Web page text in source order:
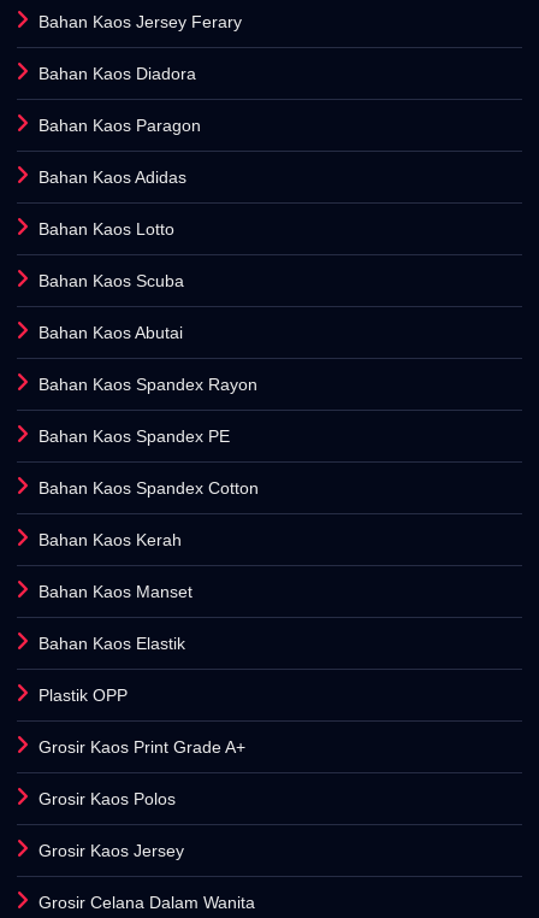
Bahan Kaos Jersey Ferary
Bahan Kaos Diadora
Bahan Kaos Paragon
Bahan Kaos Adidas
Bahan Kaos Lotto
Bahan Kaos Scuba
Bahan Kaos Abutai
Bahan Kaos Spandex Rayon
Bahan Kaos Spandex PE
Bahan Kaos Spandex Cotton
Bahan Kaos Kerah
Bahan Kaos Manset
Bahan Kaos Elastik
Plastik OPP
Grosir Kaos Print Grade A+
Grosir Kaos Polos
Grosir Kaos Jersey
Grosir Celana Dalam Wanita